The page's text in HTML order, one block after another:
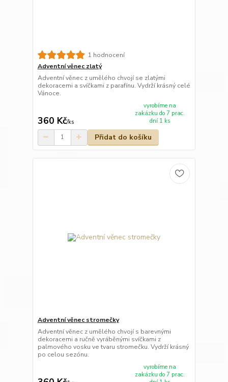
1 hodnocení
Adventní věnec zlatý
Adventní věnec z umělého chvojí se zlatými
dekoracemi a svíčkami z parafínu. Vydrží krásný celé
Vánoce.
360 Kč/ks
vyrobíme na
zakázku do 7 prac.
dní 1 ks
Přidat do košíku
Adventní věnec stromečky
Adventní věnec z umělého chvojí s barevnými
dekoracemi a ručně vyráběnými svíčkami z
palmového vosku ve tvaru stromečku. Vydrží krásný
po celou sezónu.
vyrobíme na
zakázku do 7 prac.